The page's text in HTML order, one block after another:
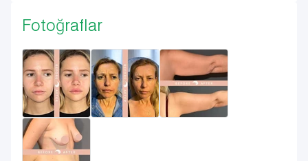
Fotoğraflar